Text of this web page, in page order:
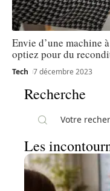
Envie d’une machine
optiez pour du
Tech 7 décembre 2023
Recherche
Les